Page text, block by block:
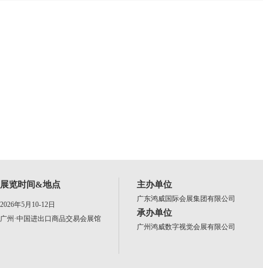
展览时间&地点
2026年5月10-12日
广州·中国进出口商品交易会展馆
主办单位
广东鸿威国际会展集团有限公司
承办单位
广州鸿威数字视觉会展有限公司